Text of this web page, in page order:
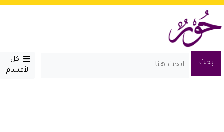
كل
الأقسام